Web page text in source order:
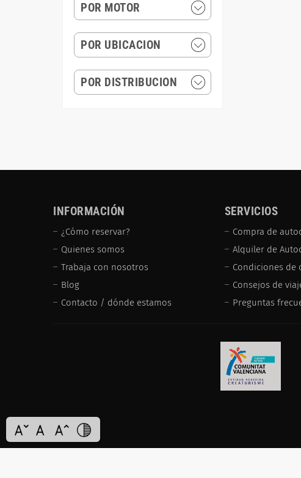
POR MOTOR
POR UBICACION
POR DISTRIBUCION
INFORMACIÓN
¿Cómo reservar?
Quienes somos
Trabaja con nosotros
Blog
Contacto / dónde estamos
SERVICIOS
Compra de
Alquiler de
Condiciones de
Consejos de
Preguntas